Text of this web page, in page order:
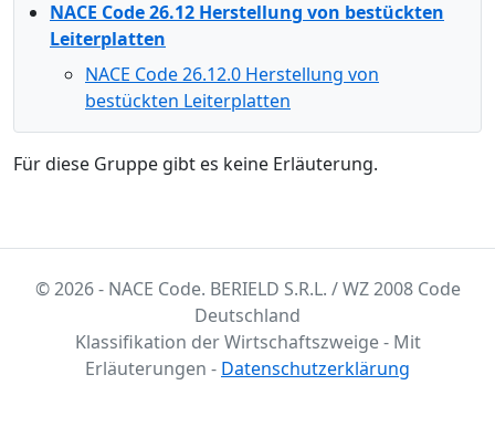
NACE Code 26.12 Herstellung von bestückten
Leiterplatten
NACE Code 26.12.0 Herstellung von
bestückten Leiterplatten
Für diese Gruppe gibt es keine Erläuterung.
© 2026 - NACE Code. BERIELD S.R.L. / WZ 2008 Code
Deutschland
Klassifikation der Wirtschaftszweige - Mit
Erläuterungen - Datenschutzerklärung